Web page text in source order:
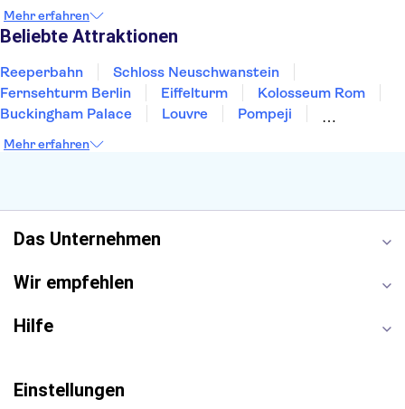
Heidelberg
Bremen
Mehr erfahren
Beliebte Attraktionen
Reeperbahn
Schloss Neuschwanstein
Fernsehturm Berlin
Eiffelturm
Kolosseum Rom
Buckingham Palace
Louvre
Pompeji
Moulin Rouge
Mehr erfahren
Das Unternehmen
Wir empfehlen
Hilfe
Einstellungen